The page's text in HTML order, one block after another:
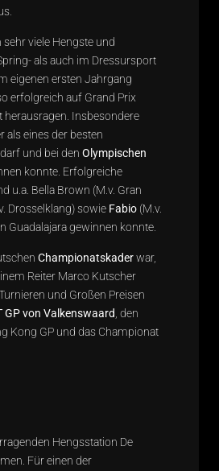
viele Hengste und
als auch im Dressursport
eigenen ersten Jahrgang
erfolgreich auf Grand Prix
herausragen. Insbesondere
als eines der besten
und bei den Olympischen
konnte. Erfolgreiche
u.a. Bella Brown (M.v. Gran
Drosselklang) sowie Fabio (M.v.
Guadalajara gewinnen konnte.
Championatskaderwar,
Reiter Marco Kutscher
und Großen Preisen
GP von Valkenswaard , den
Kong GP und das Championat
Hengsstation De
Für einen der